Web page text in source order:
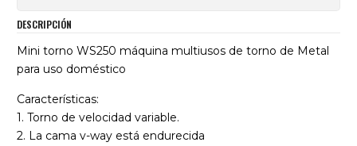
DESCRIPCIÓN
Mini torno WS250 máquina multiusos de torno de Metal
para uso doméstico
Características:
1. Torno de velocidad variable.
2. La cama v-way está endurecida